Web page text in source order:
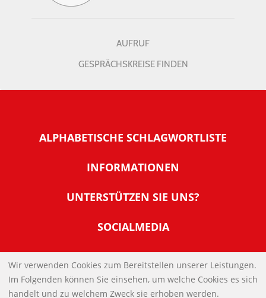
AUFRUF
GESPRÄCHSKREISE FINDEN
ALPHABETISCHE SCHLAGWORTLISTE
INFORMATIONEN
Warum NachDenkSeiten
Tipps zur Nutzung der NachDenkSeiten
Banner und E-Mail-Signaturen
Links
Kontakt
UNTERSTÜTZEN SIE UNS?
Werden Sie Fördermitglied
Spenden Sie Online
SOCIALMEDIA
IMPRESSUM
DATENSCHUTZERKLÄRUNG
Wir verwenden Cookies zum Bereitstellen unserer Leistungen.
Im Folgenden können Sie einsehen, um welche Cookies es sich
handelt und zu welchem Zweck sie erhoben werden.